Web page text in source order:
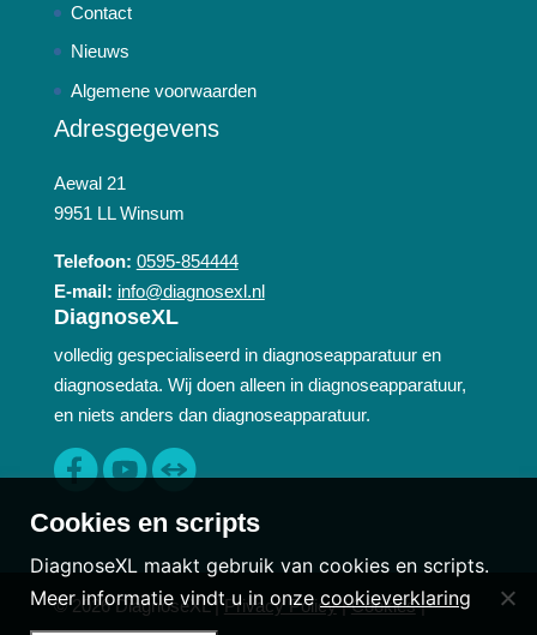
Contact
Nieuws
Algemene voorwaarden
Adresgegevens
Aewal 21
9951 LL Winsum
Telefoon: 0595-854444
E-mail: info@diagnosexl.nl
DiagnoseXL
volledig gespecialiseerd in diagnoseapparatuur en
diagnosedata. Wij doen alleen in diagnoseapparatuur,
en niets anders dan diagnoseapparatuur.
© 2026 DiagnoseXL |Privacy Policy|Cookies|
Cookies en scripts
DiagnoseXL maakt gebruik van cookies en scripts.
Meer informatie vindt u in onzecookieverklaring